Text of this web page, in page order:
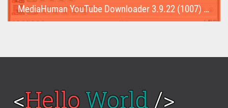
MediaHuman YouTube Downloader 3.9.22 (1007) (Repack & Portable)